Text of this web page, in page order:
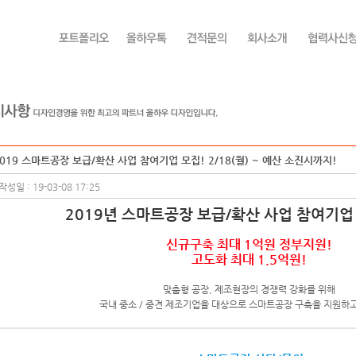
스마트공장 보급/확산 사업 참여기업 모집! 2/18(월) ~ 예산 소진시까지!
성일 : 19-03-08 17:25
2019년 스마트공장 보급/확산 사업 참여기
신규구축 최대 1억원 정부지원!
고도화 최대 1.5억원!
맞춤형 공장, 제조현장의 경쟁력 강화를 위해
국내 중소 / 중견 제조기업을 대상으로 스마트공장 구축을 지원하